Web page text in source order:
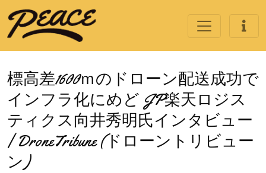
標高差1600ｍのドローン配送成功で
インフラ化にめど JP楽天ロジス
ティクス向井秀明氏インタビュー
| DroneTribune (ドローントリビュー
ン)